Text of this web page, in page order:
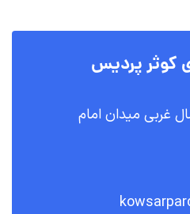
کوثر پردیس